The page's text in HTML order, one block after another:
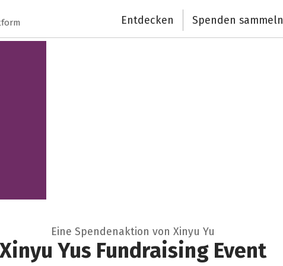
Entdecken Spenden sammeln
Eine Spendenaktion von Xinyu Yu
Xinyu Yus Fundraising Event
Schließen